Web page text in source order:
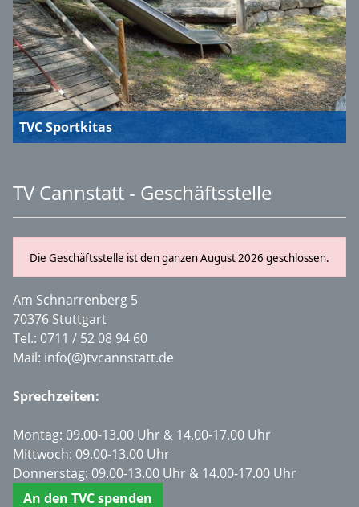
TVC Sportkitas
TV Cannstatt - Geschäftsstelle
Die Geschäftsstelle ist den ganzen August 2026 geschlossen.
Am Schnarrenberg 5
70376 Stuttgart
Tel.: 0711 / 52 08 94 60
Mail: info(@)tvcannstatt.de
Sprechzeiten:
Montag: 09.00-13.00 Uhr & 14.00-17.00 Uhr
Mittwoch: 09.00-13.00 Uhr
Donnerstag: 09.00-13.00 Uhr & 14.00-17.00 Uhr
An den TVC spenden